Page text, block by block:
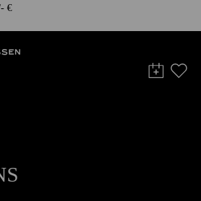
- €